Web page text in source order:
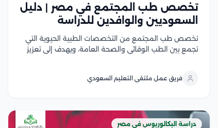
تخصص طب المجتمع في مصر | دليل
السعوديين والوافدين للدراسة
تخصص طب المجتمع من التخصصات الطبية الحيوية التي
تجمع بين الطب الوقائي والصحة العامة، ويهدف إلى تعزيز
ويشهد هذا التخصص إقبالًا كبير من الطلاب...
فريق عمل ملتقى التعليم السعودي
دراسة البكالوريوس في مصر